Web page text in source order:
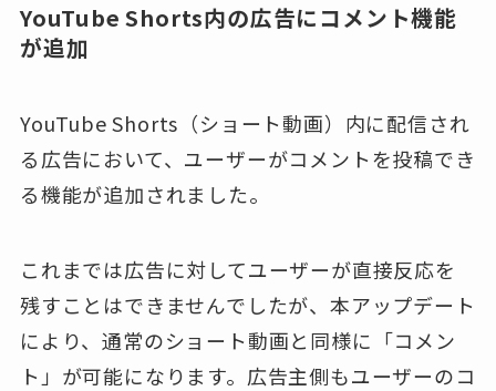
YouTube Shorts内の広告にコメント機能
が追加
YouTube Shorts（ショート動画）内に配信され
る広告において、ユーザーがコメントを投稿でき
る機能が追加されました。
これまでは広告に対してユーザーが直接反応を
残すことはできませんでしたが、本アップデート
により、通常のショート動画と同様に「コメン
ト」が可能になります。広告主側もユーザーのコ